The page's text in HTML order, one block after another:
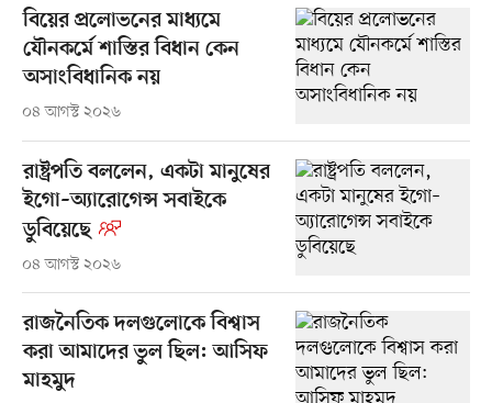
বিয়ের প্রলোভনের মাধ্যমে
যৌনকর্মে শাস্তির বিধান কেন
অসাংবিধানিক নয়
০৪ আগস্ট ২০২৬
রাষ্ট্রপতি বললেন, একটা মানুষের
ইগো–অ্যারোগেন্স সবাইকে
ডুবিয়েছে
০৪ আগস্ট ২০২৬
রাজনৈতিক দলগুলোকে বিশ্বাস
করা আমাদের ভুল ছিল: আসিফ
মাহমুদ